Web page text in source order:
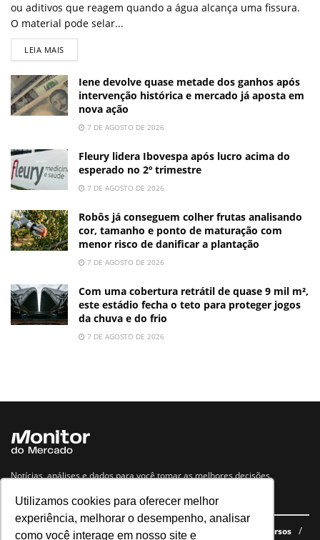
Utilizamos cookies para oferecer melhor
experiência, melhorar o desempenho, analisar
como você interage em nosso site e
ou aditivos que reagem quando a água alcança uma fissura.
O material pode selar...
LEIA MAIS
Iene devolve quase metade dos ganhos após
intervenção histórica e mercado já aposta em
nova ação
7 DE AGOSTO DE 2026
Fleury lidera Ibovespa após lucro acima do
esperado no 2º trimestre
7 DE AGOSTO DE 2026
Robôs já conseguem colher frutas analisando
cor, tamanho e ponto de maturação com
menor risco de danificar a plantação
7 DE AGOSTO DE 2026
Com uma cobertura retrátil de quase 9 mil m²,
este estádio fecha o teto para proteger jogos
da chuva e do frio
7 DE AGOSTO DE 2026
Notícias, análises e dados para você tomar as melhores decisões.
Navegue no site
Últimas notícias Quem somos E-books gratuitos Cursos